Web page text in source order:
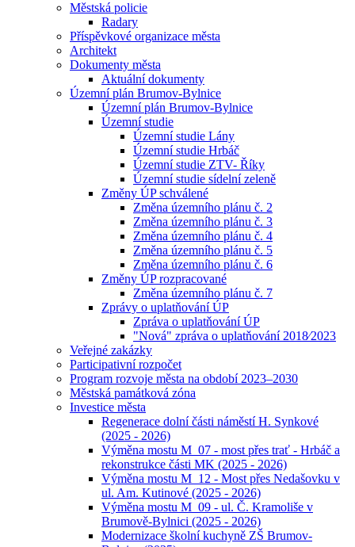
Městská policie
Radary
Příspěvkové organizace města
Architekt
Dokumenty města
Aktuální dokumenty
Územní plán Brumov-Bylnice
Územní plán Brumov-Bylnice
Územní studie
Územní studie Lány
Územní studie Hrbáč
Územní studie ZTV- Říky
Územní studie sídelní zeleně
Změny ÚP schválené
Změna územního plánu č. 2
Změna územního plánu č. 3
Změna územního plánu č. 4
Změna územního plánu č. 5
Změna územního plánu č. 6
Změny ÚP rozpracované
Změna územního plánu č. 7
Zprávy o uplatňování ÚP
Zpráva o uplatňování ÚP
"Nová" zpráva o uplatňování 2018⁄2023
Veřejné zakázky
Participativní rozpočet
Program rozvoje města na období 2023–2030
Městská památková zóna
Investice města
Regenerace dolní části náměstí H. Synkové
(2025 - 2026)
Výměna mostu M_07 - most přes trať - Hrbáč a
rekonstrukce části MK (2025 - 2026)
Výměna mostu M_12 - Most přes Nedašovku v
ul. Am. Kutinové (2025 - 2026)
Výměna mostu M_09 - ul. Č. Kramoliše v
Brumově-Bylnici (2025 - 2026)
Modernizace školní kuchyně ZŠ Brumov-